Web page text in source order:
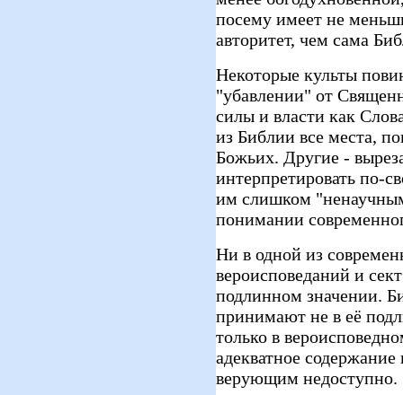
посему имеет не
авторитет, чем сама
Некоторые культы
"убавлении" от
силы и власти как
из Библии все места,
Божьих. Другие -
интерпретировать по-
им слишком
понимании
Ни в одной из
вероисповеданий и
подлинном значении.
принимают не в её
только в
адекватное
верующим недоступно.